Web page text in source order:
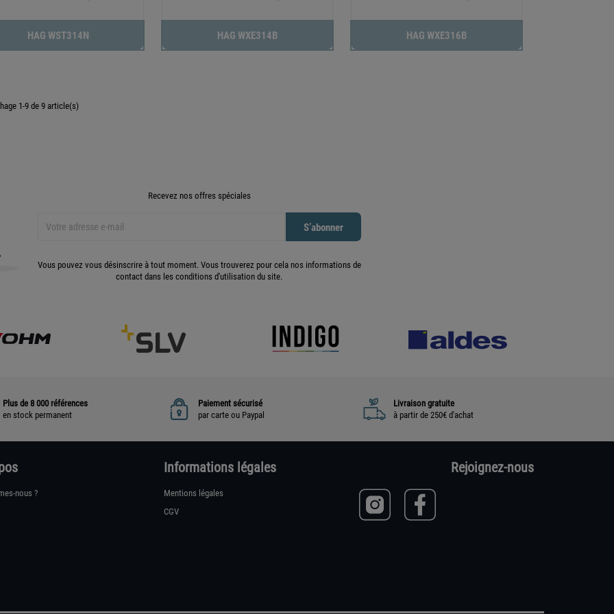
HAG WST314N HAG WXE314B HAG WXE316B
1-9 de 9 article(s)
Recevez nos offres spéciales
Vous pouvez vous désinscrire à tout moment. Vous trouverez pour cela nos informations de
contact dans les conditions d'utilisation du site.
Plus de 8 000 références
en stock permanent
Paiement sécurisé
par carte ou Paypal
Livraison gratuite
à partir de 250€ d'achat
nous ?
Informations légales
Mentions légales
CGV
Rejoignez-nous